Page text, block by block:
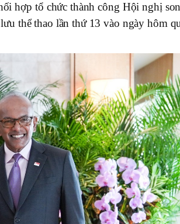
hợp tổ chức thành công Hội nghị
thể thao lần thứ 13 vào ngày hôm